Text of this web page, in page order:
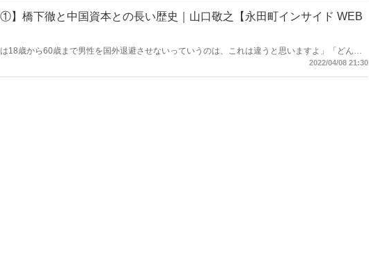
①】橋下徹と中国資本との長い歴史｜山口敬之【永田町インサイド WEB
は18歳から60歳まで男性を国外退避させないっていうのは、これは違うと思いますよ」「どんど
らいいんですよ。だって西側諸国は武器しか供与しないんですから」。ウクライナへの暴言を繰り
2022/04/08 21:30